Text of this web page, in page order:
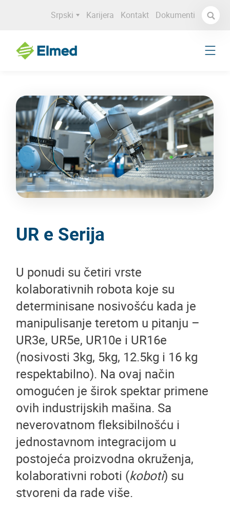
Srpski Karijera Kontakt Dokumenti
UR e Serija
U ponudi su četiri vrste
kolaborativnih robota koje su
determinisane nosivošću kada je
manipulisanje teretom u pitanju –
UR3e, UR5e, UR10e i UR16e
(nosivosti 3kg, 5kg, 12.5kg i 16 kg
respektabilno). Na ovaj način
omogućen je širok spektar primene
ovih industrijskih mašina. Sa
neverovatnom fleksibilnošću i
jednostavnom integracijom u
postojeća proizvodna okruženja,
kolaborativni roboti (koboti) su
stvoreni da rade više.